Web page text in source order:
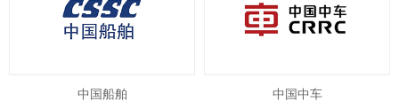
中国船舶 中国中车